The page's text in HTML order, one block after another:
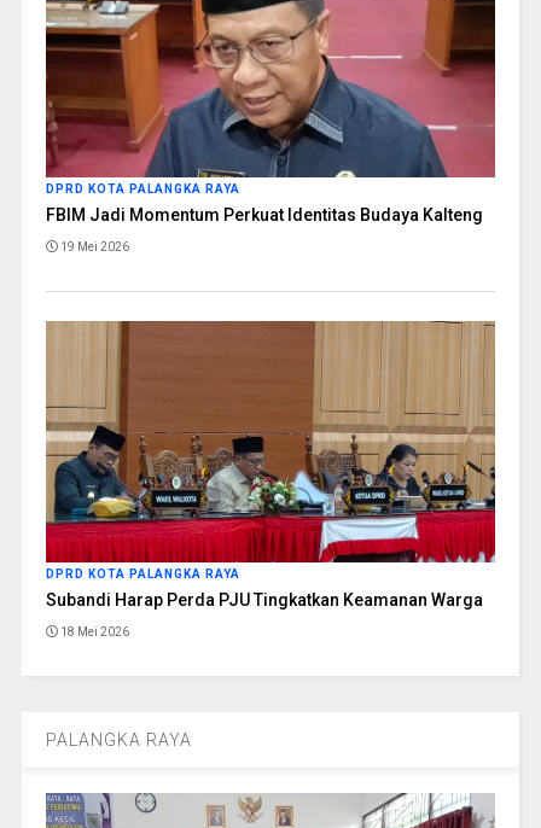
DPRD KOTA PALANGKA RAYA
FBIM Jadi Momentum Perkuat Identitas Budaya Kalteng
19 Mei 2026
DPRD KOTA PALANGKA RAYA
Subandi Harap Perda PJU Tingkatkan Keamanan Warga
18 Mei 2026
PALANGKA RAYA